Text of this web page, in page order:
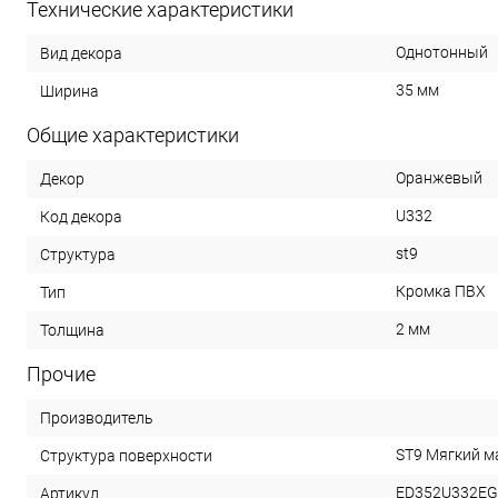
Технические характеристики
Вид декора Однотонный
Ширина 35 мм
Общие характеристики
Декор Оранжевый
Код декора U332
Структура st9
Тип Кромка ПВХ
Толщина 2 мм
Прочие
Производитель
Структура поверхности ST9 Мягкий
Артикул